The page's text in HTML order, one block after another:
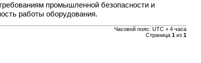
промышленной безопасности и
работы оборудования.
Часовой пояс: UTC + 4 часа
Страница 1из 1